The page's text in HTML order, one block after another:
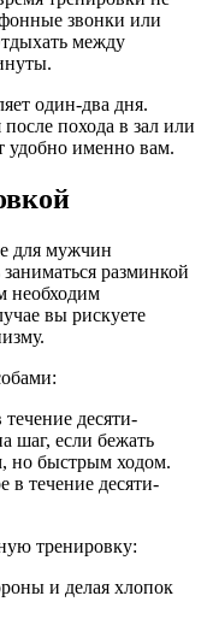
звонки или
между
один-два дня.
похода в зал или
удобно именно вам.
для мужчин
разминкой
необходим
вы рискуете
десяти-
шаг, если бежать
но быстрым ходом.
в течение десяти-
тренировку:
и делая хлопок